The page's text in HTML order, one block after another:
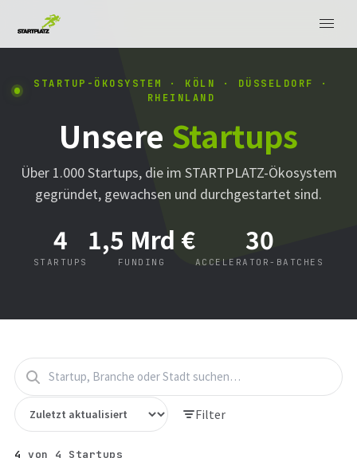
STARTUP-ÖKOSYSTEM · KÖLN · DÜSSELDORF ·
RHEINLAND
Unsere Startups
Über 1.000 Startups, die im STARTPLATZ-Ökosystem
gegründet, gewachsen und durchgestartet sind.
4
STARTUPS
1,5 Mrd €
FUNDING
30
ACCELERATOR-BATCHES
Filter
4 von 4 Startups